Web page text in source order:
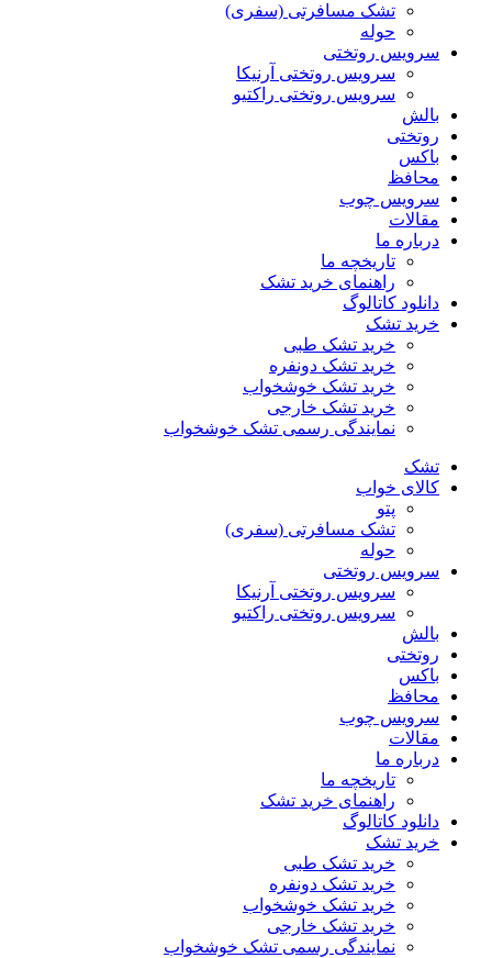
تشک مسافرتی (سفری)
حوله
سرویس روتختی
سرویس روتختی آرنیکا
سرویس روتختی راکتیو
بالش
روتختی
باکس
محافظ
سرویس چوب
مقالات
درباره ما
تاریخچه ما
راهنمای خرید تشک
دانلود کاتالوگ
خرید تشک
خرید تشک طبی
خرید تشک دونفره
خرید تشک خوشخواب
خرید تشک خارجی
نمایندگی رسمی تشک خوشخواب
تشک
کالای خواب
پتو
تشک مسافرتی (سفری)
حوله
سرویس روتختی
سرویس روتختی آرنیکا
سرویس روتختی راکتیو
بالش
روتختی
باکس
محافظ
سرویس چوب
مقالات
درباره ما
تاریخچه ما
راهنمای خرید تشک
دانلود کاتالوگ
خرید تشک
خرید تشک طبی
خرید تشک دونفره
خرید تشک خوشخواب
خرید تشک خارجی
نمایندگی رسمی تشک خوشخواب